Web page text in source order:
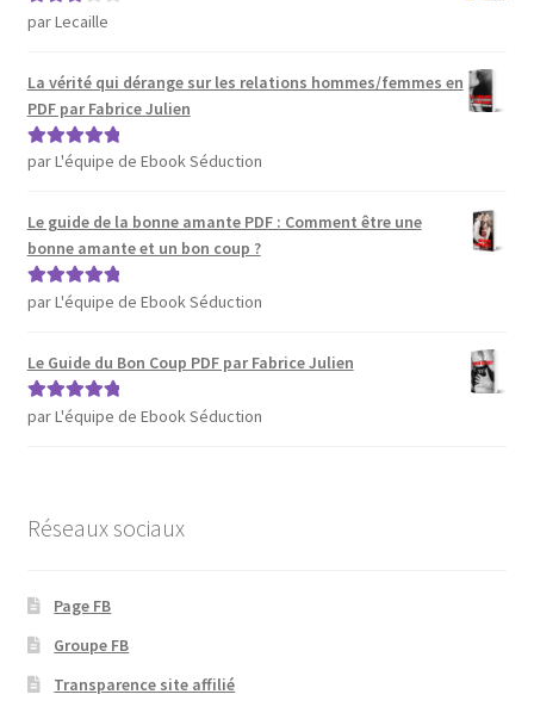
Note3
par Lecaille
La vérité qui dérange sur les relations hommes/femmes en
PDF par Fabrice Julien
Note5sur 5
par L'équipe de Ebook Séduction
Le guide de la bonne amante PDF : Comment être une
bonne amante et un bon coup ?
Note5sur 5
par L'équipe de Ebook Séduction
Le Guide du Bon Coup PDF par Fabrice Julien
Note5sur 5
par L'équipe de Ebook Séduction
Réseaux sociaux
Page FB
Groupe FB
Transparence site affilié